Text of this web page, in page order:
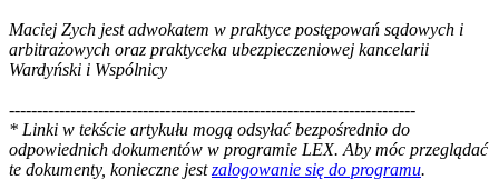
Maciej Zych jest adwokatem w praktyce postępowań sądowych i
arbitrażowych oraz praktyceka ubezpieczeniowej kancelarii
Wardyński i Wspólnicy
-------------------------------------------------------------------------
* Linki w tekście artykułu mogą odsyłać bezpośrednio do
odpowiednich dokumentów w programie LEX. Aby móc przeglądać
te dokumenty, konieczne jestzalogowanie się do programu.